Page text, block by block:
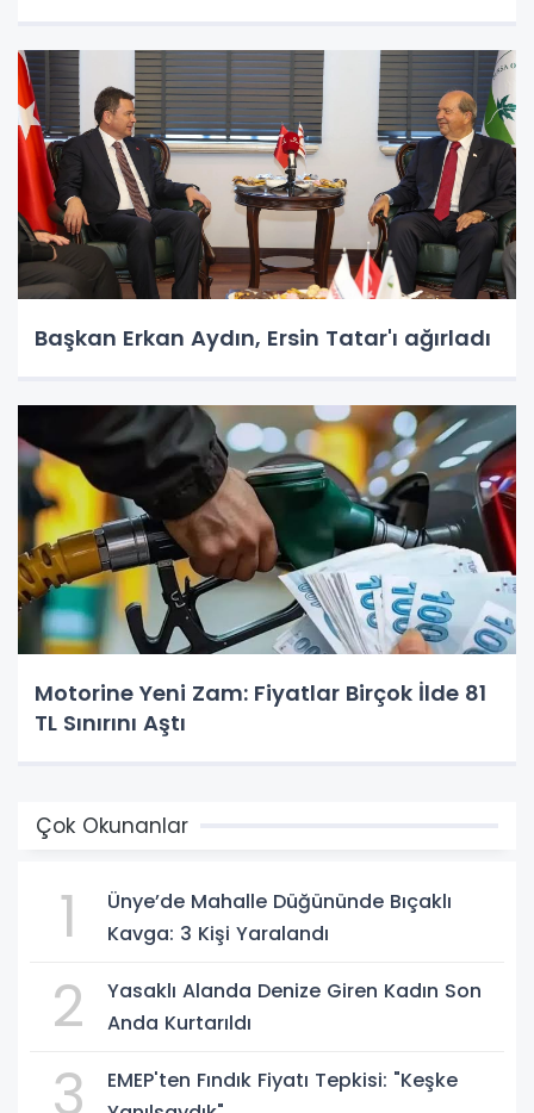
Başkan Erkan Aydın, Ersin Tatar'ı ağırladı
Motorine Yeni Zam: Fiyatlar Birçok İlde 81
TL Sınırını Aştı
Çok Okunanlar
1
Ünye’de Mahalle Düğününde Bıçaklı
Kavga: 3 Kişi Yaralandı
2
Yasaklı Alanda Denize Giren Kadın Son
Anda Kurtarıldı
3
EMEP'ten Fındık Fiyatı Tepkisi: "Keşke